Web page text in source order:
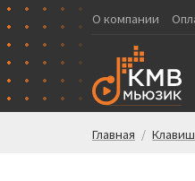
О компании
Главная /